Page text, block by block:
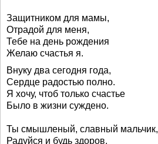
Защитником для мамы,
Отрадой для меня,
Тебе на день рождения
Желаю счастья я.
Внуку два сегодня года,
Сердце радостью полно.
Я хочу, чтоб только счастье
Было в жизни суждено.
Ты смышленый, славный мальчик,
Радуйся и будь здоров.